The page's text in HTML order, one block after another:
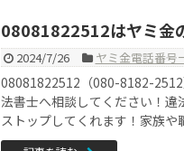
08081822512はヤミ金
2024/7/26 ヤミ金電話番号
08081822512（080-8182-
法書士へ相談してください！
ストップしてくれます！家族や